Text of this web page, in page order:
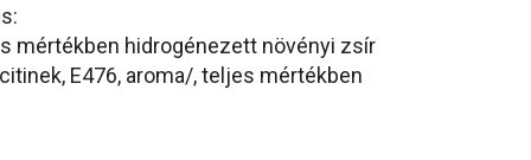
mértékben hidrogénezett növényi zsír
E476, aroma/, teljes mértékben